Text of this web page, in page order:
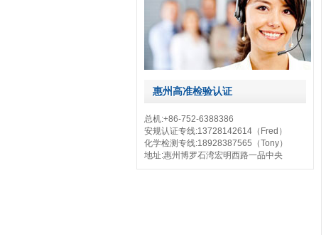
惠州高准检验认证
总机:+86-752-6388386
安规认证专线:13728142614（Fred）
化学检测专线:18928387565（Tony）
地址:惠州博罗石湾宏明西路一品中央